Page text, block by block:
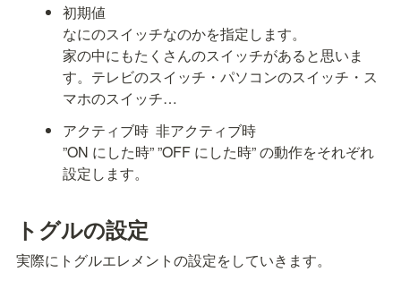
初期値
なにのスイッチなのかを指定します。
家の中にもたくさんのスイッチがあると思いま
す。テレビのスイッチ・パソコンのスイッチ・ス
マホのスイッチ…
アクティブ時  非アクティブ時
”ON にした時” ”OFF にした時” の動作をそれぞれ
設定します。
トグルの設定
実際にトグルエレメントの設定をしていきます。